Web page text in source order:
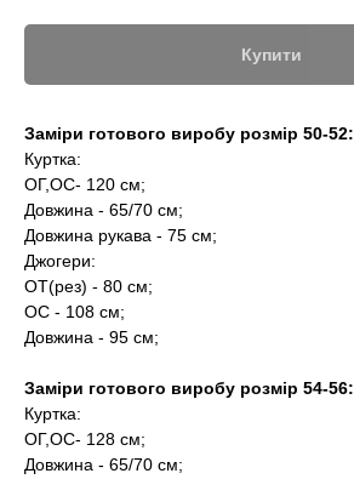
Купити
Заміри готового виробу розмір 50-52:
Куртка:
ОГ,ОС- 120 см;
Довжина - 65/70 см;
Довжина рукава - 75 см;
Джогери:
ОТ(рез) - 80 см;
ОС - 108 см;
Довжина - 95 см;
Заміри готового виробу розмір 54-56:
Куртка:
ОГ,ОС- 128 см;
Довжина - 65/70 см;